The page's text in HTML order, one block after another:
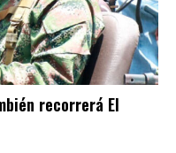
recorrerá El